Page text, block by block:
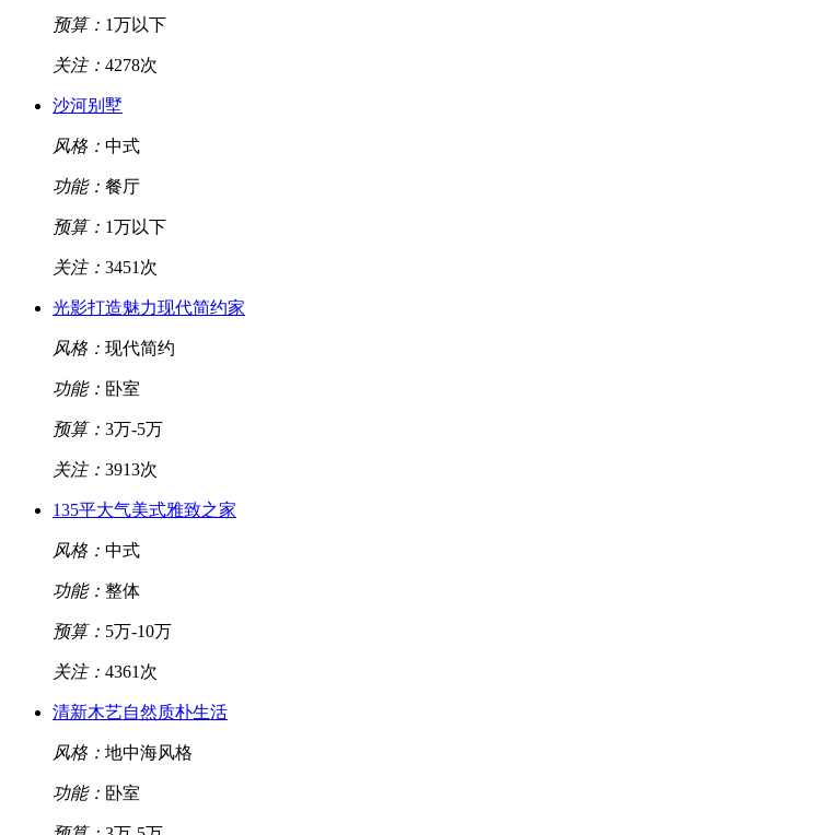
预算： 1万以下
关注： 4278次
沙河别墅
风格： 中式
功能： 餐厅
预算： 1万以下
关注： 3451次
光影打造魅力现代简约家
风格： 现代简约
功能： 卧室
预算： 3万-5万
关注： 3913次
135平大气美式雅致之家
风格： 中式
功能： 整体
预算： 5万-10万
关注： 4361次
清新木艺自然质朴生活
风格： 地中海风格
功能： 卧室